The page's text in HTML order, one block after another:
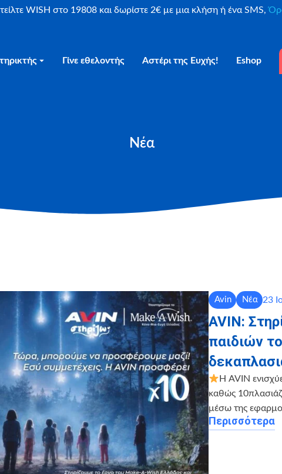
WISH στο 19808 και δωρίστε 2€ με μια κλήση ή ένα SMS,
Γίνε εθελοντής Αστέρι της Ευχής! Eshop
Νέα
Avin Νέα 23
AVIN:
παιδιών
Η AVIN
καθώς
μέσω της
Περισσότερα